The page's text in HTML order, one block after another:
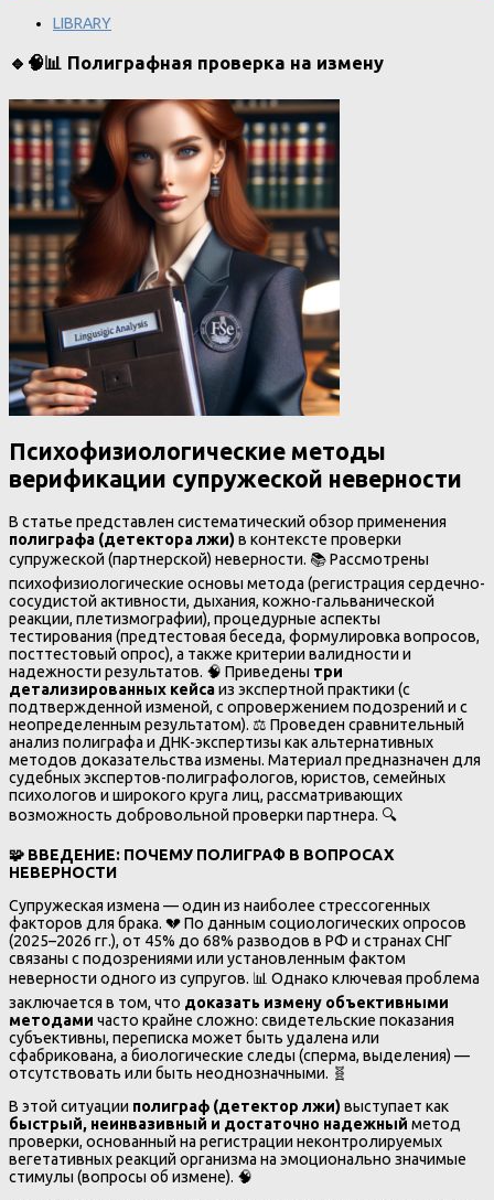
LIBRARY
🔹🧠📊 Полиграфная проверка на измену
Психофизиологические методы
верификации супружеской неверности
В статье представлен систематический обзор применения
полиграфа (детектора лжи)в контексте проверки
супружеской (партнерской) неверности. 📚 Рассмотрены
психофизиологические основы метода (регистрация сердечно-
сосудистой активности, дыхания, кожно-гальванической
реакции, плетизмографии), процедурные аспекты
тестирования (предтестовая беседа, формулировка вопросов,
посттестовый опрос), а также критерии валидности и
надежности результатов. 🧠 Приведены три
детализированных кейсаиз экспертной практики (с
подтвержденной изменой, с опровержением подозрений и с
неопределенным результатом). ⚖️ Проведен сравнительный
анализ полиграфа и ДНК-экспертизы как альтернативных
методов доказательства измены. Материал предназначен для
судебных экспертов-полиграфологов, юристов, семейных
психологов и широкого круга лиц, рассматривающих
возможность добровольной проверки партнера. 🔍
🧩 ВВЕДЕНИЕ: ПОЧЕМУ ПОЛИГРАФ В ВОПРОСАХ
НЕВЕРНОСТИ
Супружеская измена — один из наиболее стрессогенных
факторов для брака. 💔 По данным социологических опросов
(2025–2026 гг.), от 45% до 68% разводов в РФ и странах СНГ
связаны с подозрениями или установленным фактом
неверности одного из супругов. 📊 Однако ключевая проблема
заключается в том, что доказать измену объективными
методами часто крайне сложно: свидетельские показания
субъективны, переписка может быть удалена или
сфабрикована, а биологические следы (сперма, выделения) —
отсутствовать или быть неоднозначными. 🧬
В этой ситуации полиграф (детектор лжи)выступает как
быстрый, неинвазивный и достаточно надежный метод
проверки, основанный на регистрации неконтролируемых
вегетативных реакций организма на эмоционально значимые
стимулы (вопросы об измене). 🧠